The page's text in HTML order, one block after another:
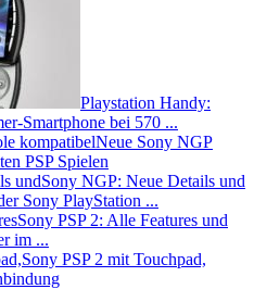
Playstation Handy:
Smartphone bei 570 ...
Neue Sony NGP
PSP Spielen
Sony NGP: Neue Details und
Sony PlayStation ...
Sony PSP 2: Alle Features und
im ...
Sony PSP 2 mit Touchpad,